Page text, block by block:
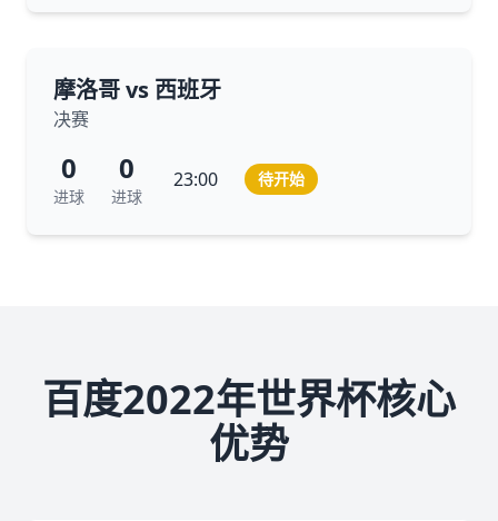
摩洛哥 vs 西班牙
决赛
0
进球
0
进球
23:00 待开始
百度2022年世界杯核心
优势